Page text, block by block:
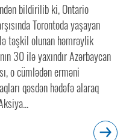
bildirilib ki, Ontario
Torontoda yaşayan
təşkil olunan həmrəylik
30 ilə yaxındır Azərbaycan
o cümlədən erməni
qəsdən hədəfə alaraq